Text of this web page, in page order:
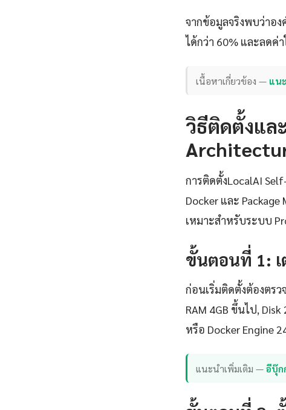
จากข้อมูลจริงพบว่าอง
ได้กว่า 60% และลดค่
เนื้อหาเกี่ยวข้อง — แน
วิธีติดตั้งแล
การติดตั้งLocalAI
Docker และ
เหมาะสำหรับระบบ
ขั้นตอนที่ 1:
ก่อนเริ่มติดตั้งต้องตรว
RAM 4GB ขึ้นไป,
หรือ Docker Engine
แนะนำเพิ่มเติม —อีบุ๊ก